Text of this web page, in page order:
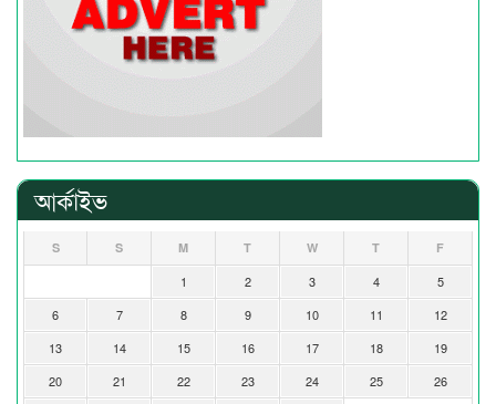
আর্কাইভ
S S M T W T F
1 2 3 4
5
6
7 8 9 10 11
12
13
14 15 16 17 18
19
20
21 22 23 24 25
26